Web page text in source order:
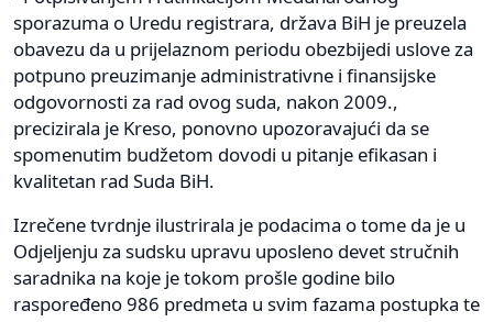
sporazuma o Uredu registrara, država BiH je preuzela
obavezu da u prijelaznom periodu obezbijedi uslove za
potpuno preuzimanje administrativne i finansijske
odgovornosti za rad ovog suda, nakon 2009.,
precizirala je Kreso, ponovno upozoravajući da se
spomenutim budžetom dovodi u pitanje efikasan i
kvalitetan rad Suda BiH.
Izrečene tvrdnje ilustrirala je podacima o tome da je u
Odjeljenju za sudsku upravu uposleno devet stručnih
saradnika na koje je tokom prošle godine bilo
raspoređeno 986 predmeta u svim fazama postupka te